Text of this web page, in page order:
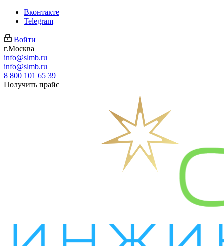
Вконтакте
Telegram
Войти
г.Москва
info@slmb.ru
info@slmb.ru
8 800 101 65 39
Получить прайс